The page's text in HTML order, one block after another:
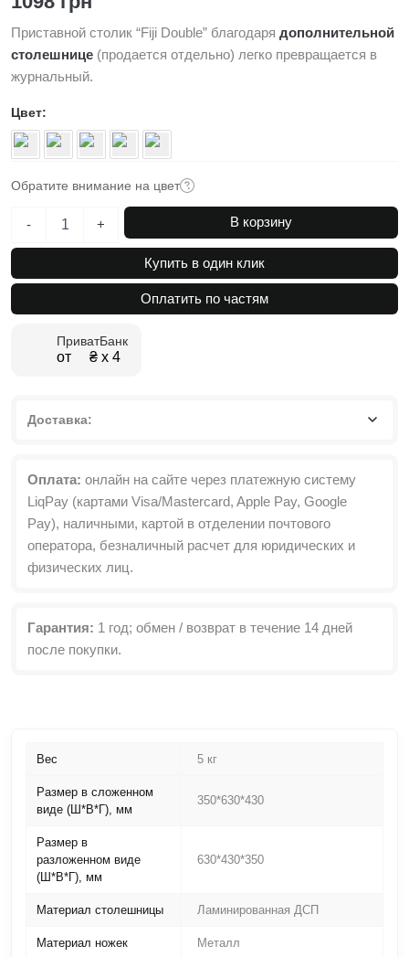
Приставной столик “Fiji Double” благодаря дополнительной
столешнице (продается отдельно) легко превращается в
журнальный.
Цвет
Обратите внимание на цвет
-
Приставной
Fiji
+ В корзину
Купить в один клик
Оплатить по частям
ПриватБанк
от ₴ х 4
Доставка:
Оплата: онлайн на сайте через платежную систему
LiqPay (картами Visa/Mastercard, Apple Pay, Google
Pay), наличными, картой в отделении почтового
оператора, безналичный расчет для юридических и
физических лиц.
Гарантия: 1 год; обмен / возврат в течение 14 дней
после покупки.
Вес 5 кг
Размер в сложенном
виде (Ш*В*Г), мм
350*630*430
Размер в
разложенном виде
(Ш*В*Г), мм
630*430*350
Материал столешницы Ламинированная ДСП
Материал ножек Металл